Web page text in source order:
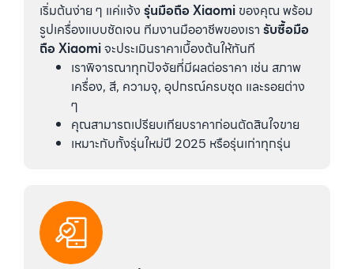
เริ่มต้นง่าย ๆ แค่แจ้ง รุ่นมือถือ Xiaomi ของคุณ พร้อม
รูปเครื่องแบบชัดเจน ทีมงานมืออาชีพของเรา รับซื้อมือ
ถือ Xiaomiจะประเมินราคาเบื้องต้นให้ทันที
เราพิจารณาทุกปัจจัยที่มีผลต่อราคา เช่น สภาพ
เครื่อง, สี, ความจุ, อุปกรณ์ครบชุด และรอยต่าง
ๆ
คุณสามารถเปรียบเทียบราคาก่อนตัดสินใจขาย
เหมาะกับทั้งรุ่นใหม่ปี 2025 หรือรุ่นเก่าทุกรุ่น